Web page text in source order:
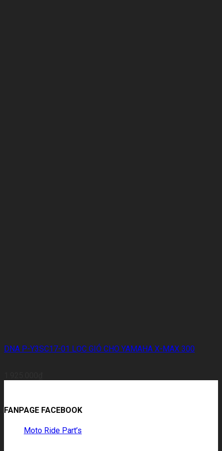
DNA P-Y3SC17-01 LỌC GIÓ CHO YAMAHA X-MAX 300
FANPAGE FACEBOOK
Moto Ride Part’s